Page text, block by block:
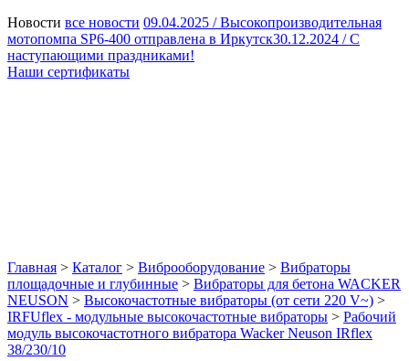
Новости все новости 09.04.2025 /Высокопроизводительная
мотопомпа SP6-400 отправлена в Иркутск30.12.2024 /С
наступающими праздниками!
Наши сертификаты
Главная > Каталог > Виброоборудование > Вибраторы
площадочные и глубинные > Вибраторы для бетона WACKER
NEUSON > Высокочастотные вибраторы (от сети 220 V~) >
IRFUflex - модульные высокочастотные вибраторы > Рабочий
модуль высокочастотного вибратора Wacker Neuson IRflex
38/230/10